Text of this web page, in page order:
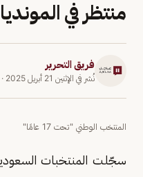
منتظر في
فريق التحرير
نُشر في الإثنين 21 أبريل 2025 ·
المنتخب الوطني "تحت 17 عامًا"
سجّلت المنتخبات